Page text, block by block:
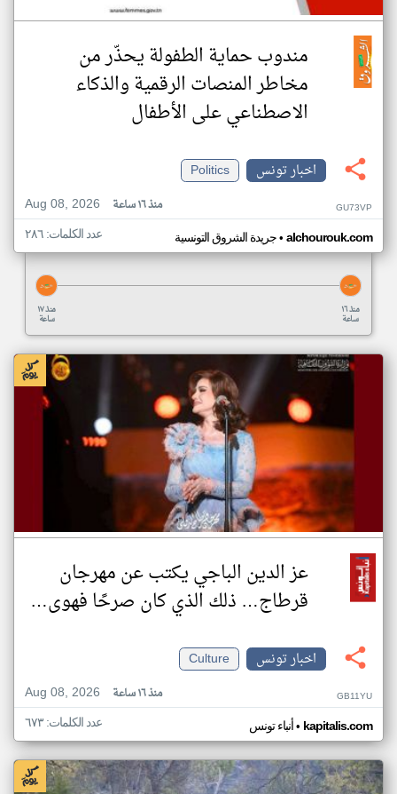
مندوب حماية الطفولة يحذّر من
مخاطر المنصات الرقمية والذكاء
الاصطناعي على الأطفال
اخبار تونس
Politics
Aug 08, 2026
منذ ١٦ ساعة GU73VP
جريدة الشروق التونسية• alchourouk.com عدد الكلمات: ٢٨٦
منذ ١٧
ساعة
منذ ١٦
ساعة
عز الدين الباجي يكتب عن مهرجان
قرطاج… ذلك الذي كان صرحًا فهوى…
اخبار تونس
Culture
Aug 08, 2026
منذ ١٦ ساعة GB11YU
أنباء تونس• kapitalis.com عدد الكلمات: ٦٧٣